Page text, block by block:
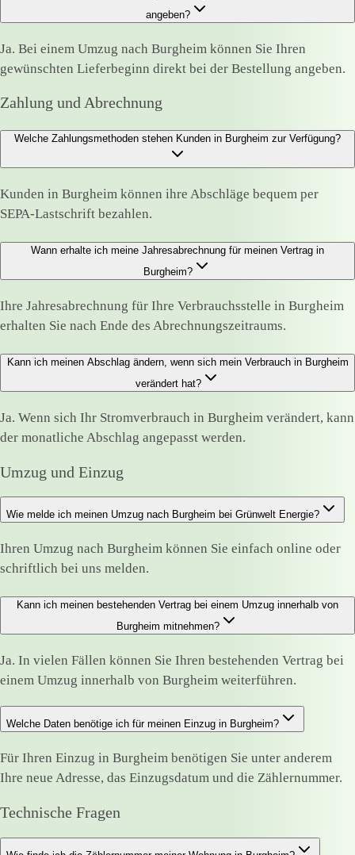
angeben?
Ja. Bei einem Umzug nach Burgheim können Sie Ihren
gewünschten Lieferbeginn direkt bei der Bestellung angeben.
Zahlung und Abrechnung
Welche Zahlungsmethoden stehen Kunden in Burgheim zur Verfügung?
Kunden in Burgheim können ihre Abschläge bequem per
SEPA-Lastschrift bezahlen.
Wann erhalte ich meine Jahresabrechnung für meinen Vertrag in
Burgheim?
Ihre Jahresabrechnung für Ihre Verbrauchsstelle in Burgheim
erhalten Sie nach Ende des Abrechnungszeitraums.
Kann ich meinen Abschlag ändern, wenn sich mein Verbrauch in Burgheim
verändert hat?
Ja. Wenn sich Ihr Stromverbrauch in Burgheim verändert, kann
der monatliche Abschlag angepasst werden.
Umzug und Einzug
Wie melde ich meinen Umzug nach Burgheim bei Grünwelt Energie?
Ihren Umzug nach Burgheim können Sie einfach online oder
schriftlich bei uns melden.
Kann ich meinen bestehenden Vertrag bei einem Umzug innerhalb von
Burgheim mitnehmen?
Ja. In vielen Fällen können Sie Ihren bestehenden Vertrag bei
einem Umzug innerhalb von Burgheim weiterführen.
Welche Daten benötige ich für meinen Einzug in Burgheim?
Für Ihren Einzug in Burgheim benötigen Sie unter anderem
Ihre neue Adresse, das Einzugsdatum und die Zählernummer.
Technische Fragen